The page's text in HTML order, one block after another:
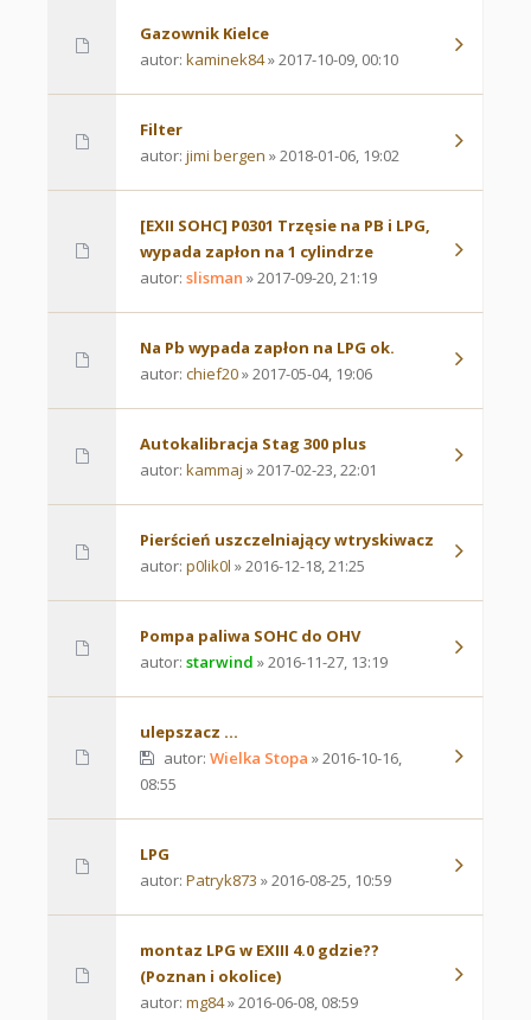
Gazownik Kielce
autor: kaminek84» 2017-10-09, 00:10
Filter
autor: jimi bergen » 2018-01-06, 19:02
[EXII SOHC] P0301 Trzęsie na PB i LPG,
wypada zapłon na 1 cylindrze
autor: slisman » 2017-09-20, 21:19
Na Pb wypada zapłon na LPG ok.
autor: chief20» 2017-05-04, 19:06
Autokalibracja Stag 300 plus
autor: kammaj » 2017-02-23, 22:01
Pierścień uszczelniający wtryskiwacz
autor: p0lik0l » 2016-12-18, 21:25
Pompa paliwa SOHC do OHV
autor: starwind » 2016-11-27, 13:19
ulepszacz ...
autor: Wielka Stopa » 2016-10-16,
08:55
LPG
autor: Patryk873 » 2016-08-25, 10:59
montaz LPG w EXIII 4.0 gdzie??
(Poznan i okolice)
autor: mg84» 2016-06-08, 08:59